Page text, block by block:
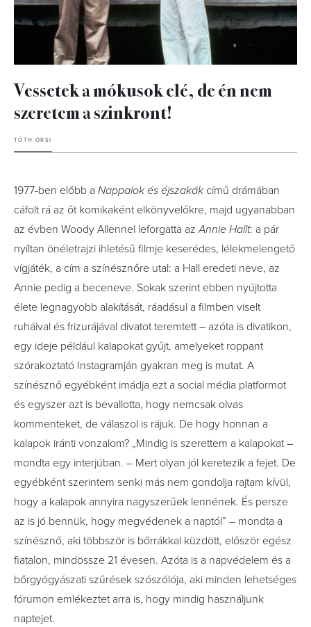
Vessetek a mókusok elé, de én nem
szeretem a szinkront!
TÓTH ORSI
1977-ben előbb a Nappalok és éjszakákcímű drámában
cáfolt rá az őt komikaként elkönyvelőkre, majd ugyanabban
az évben Woody Allennel leforgatta az Annie Hallt: a pár
nyíltan önéletrajzi ihletésű filmje keserédes, lélekmelengető
vígjáték, a cím a színésznőre utal: a Hall eredeti neve, az
Annie pedig a beceneve. Sokak szerint ebben nyújtotta
élete legnagyobb alakítását, ráadásul a filmben viselt
ruháival és frizurájával divatot teremtett – azóta is divatikon,
egy ideje például kalapokat gyűjt, amelyeket roppant
szórakoztató Instagramján gyakran meg is mutat. A
színésznő egyébként imádja ezt a social média platformot
és egyszer azt is bevallotta, hogy nemcsak olvas
kommenteket, de válaszol is rájuk. De hogy honnan a
kalapok iránti vonzalom? „Mindig is szerettem a kalapokat –
mondta egy interjúban. – Mert olyan jól keretezik a fejet. De
egyébként szerintem senki más nem gondolja rajtam kívül,
hogy a kalapok annyira nagyszerűek lennének. És persze
az is jó bennük, hogy megvédenek a naptól” – mondta a
színésznő, aki többször is bőrrákkal küzdött, először egész
fiatalon, mindössze 21 évesen. Azóta is a napvédelem és a
bőrgyógyászati szűrések szószólója, aki minden lehetséges
fórumon emlékeztet arra is, hogy mindig használjunk
naptejet.